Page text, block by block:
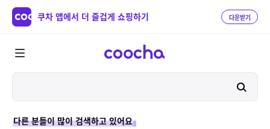
쿠차 앱에서 더 즐겁게 쇼핑하기 다운받기
다른 분들이 많이 검색하고 있어요